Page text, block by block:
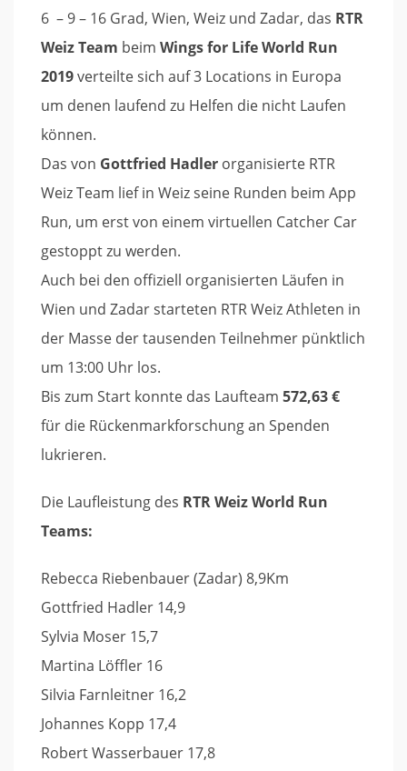
6 – 9 – 16 Grad, Wien, Weiz und Zadar, das RTR
Weiz Team beim Wings for Life World Run
2019verteilte sich auf 3 Locations in Europa
um denen laufend zu Helfen die nicht Laufen
können.
Das von Gottfried Hadler organisierte RTR
Weiz Team lief in Weiz seine Runden beim App
Run, um erst von einem virtuellen Catcher Car
gestoppt zu werden.
Auch bei den offiziell organisierten Läufen in
Wien und Zadar starteten RTR Weiz Athleten in
der Masse der tausenden Teilnehmer pünktlich
um 13:00 Uhr los.
Bis zum Start konnte das Laufteam 572,63 €
für die Rückenmarkforschung an Spenden
lukrieren.
Die Laufleistung des RTR Weiz World Run
Teams:
Rebecca Riebenbauer (Zadar) 8,9Km
Gottfried Hadler 14,9
Sylvia Moser 15,7
Martina Löffler 16
Silvia Farnleitner 16,2
Johannes Kopp 17,4
Robert Wasserbauer 17,8